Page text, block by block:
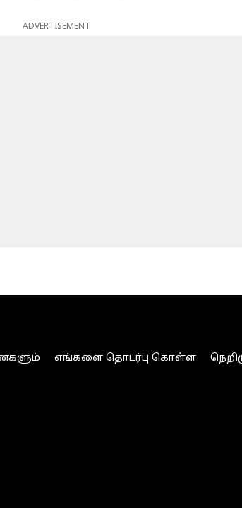
ADVERTISEMENT
எங்களை தொடர்பு கொள்ள